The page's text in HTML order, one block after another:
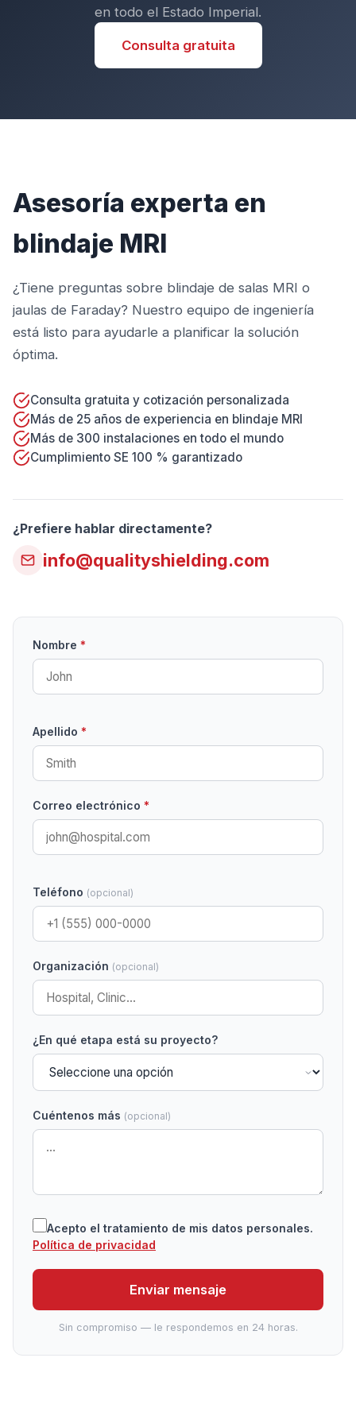
en todo el Estado Imperial.
Consulta gratuita
Asesoría experta en
blindaje MRI
¿Tiene preguntas sobre blindaje de salas MRI o
jaulas de Faraday? Nuestro equipo de ingeniería
está listo para ayudarle a planificar la solución
óptima.
Consulta gratuita y cotización personalizada
Más de 25 años de experiencia en blindaje MRI
Más de 300 instalaciones en todo el mundo
Cumplimiento SE 100 % garantizado
¿Prefiere hablar directamente?
info@qualityshielding.com
Nombre *
Apellido *
Correo electrónico *
Teléfono (opcional)
Organización (opcional)
¿En qué etapa está su proyecto?
Cuéntenos más (opcional)
Acepto el tratamiento de mis datos personales.
Política de privacidad
Enviar mensaje
Sin compromiso — le respondemos en 24 horas.